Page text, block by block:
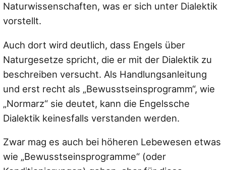
Naturwissenschaften, was er sich unter Dialektik
vorstellt.
Auch dort wird deutlich, dass Engels über
Naturgesetze spricht, die er mit der Dialektik zu
beschreiben versucht. Als Handlungsanleitung
und erst recht als „Bewusstseinsprogramm“, wie
„Normarz“ sie deutet, kann die Engelssche
Dialektik keinesfalls verstanden werden.
Zwar mag es auch bei höheren Lebewesen etwas
wie „Bewusstseinsprogramme“ (oder